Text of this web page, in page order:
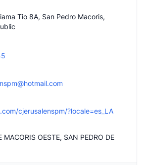
Tio 8A, San Pedro Macoris,
cjerusalenspm/?locale=es_LA
MACORIS OESTE, SAN PEDRO DE